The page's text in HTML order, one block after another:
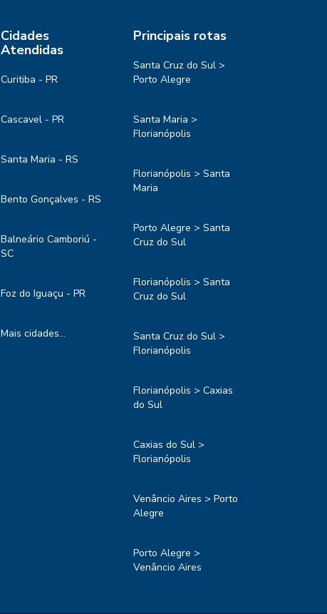
Cidades
Atendidas
Curitiba - PR
Cascavel - PR
Santa Maria - RS
Bento Gonçalves - RS
Balneário Camboriú -
SC
Foz do Iguaçu - PR
Mais cidades...
Principais rotas
Santa Cruz do Sul >
Porto Alegre
Santa Maria >
Florianópolis
Florianópolis > Santa
Maria
Porto Alegre > Santa
Cruz do Sul
Florianópolis > Santa
Cruz do Sul
Santa Cruz do Sul >
Florianópolis
Florianópolis > Caxias
do Sul
Caxias do Sul >
Florianópolis
Venâncio Aires > Porto
Alegre
Porto Alegre >
Venâncio Aires